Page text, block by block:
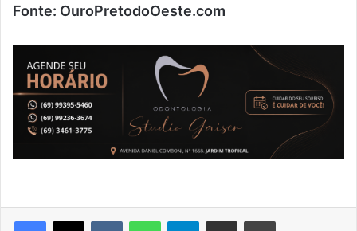
Fonte: OuroPretodoOeste.com
VK WhatsAppTelegramCompartilhar via e-mail Imprimir